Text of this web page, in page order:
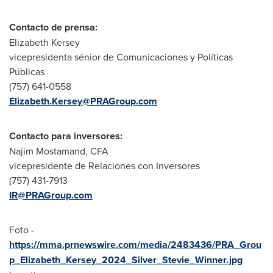
Contacto de prensa:
Elizabeth Kersey
vicepresidenta sénior de Comunicaciones y Políticas
Públicas
(757) 641-0558
Elizabeth.Kersey@PRAGroup.com
Contacto para inversores:
Najim Mostamand, CFA
vicepresidente de Relaciones con Inversores
(757) 431-7913
IR@PRAGroup.com
Foto -
https://mma.prnewswire.com/media/2483436/PRA_Grou
p_Elizabeth_Kersey_2024_Silver_Stevie_Winner.jpg